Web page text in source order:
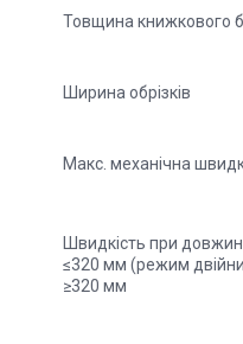
Товщина книжкового
Ширина обрізків
Макс. механічна
Швидкість при
≤320 мм (режим
≥320 мм